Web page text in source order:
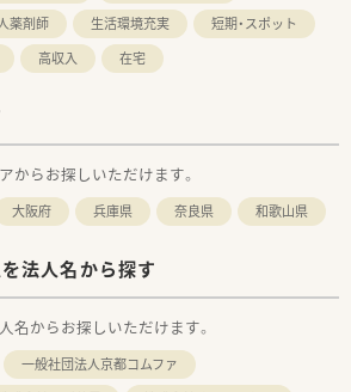
薬剤師 生活環境充実
短期・スポット
高収入 在宅
からお探しいただけます。
大阪府 兵庫県 奈良県 和歌山県
法人名から探す
名からお探しいただけます。
一般社団法人京都コムファ